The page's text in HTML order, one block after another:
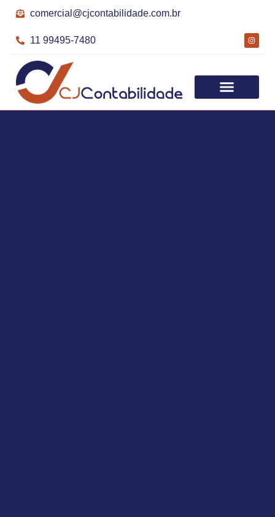
comercial@cjcontabilidade.com.br
11 99495-7480